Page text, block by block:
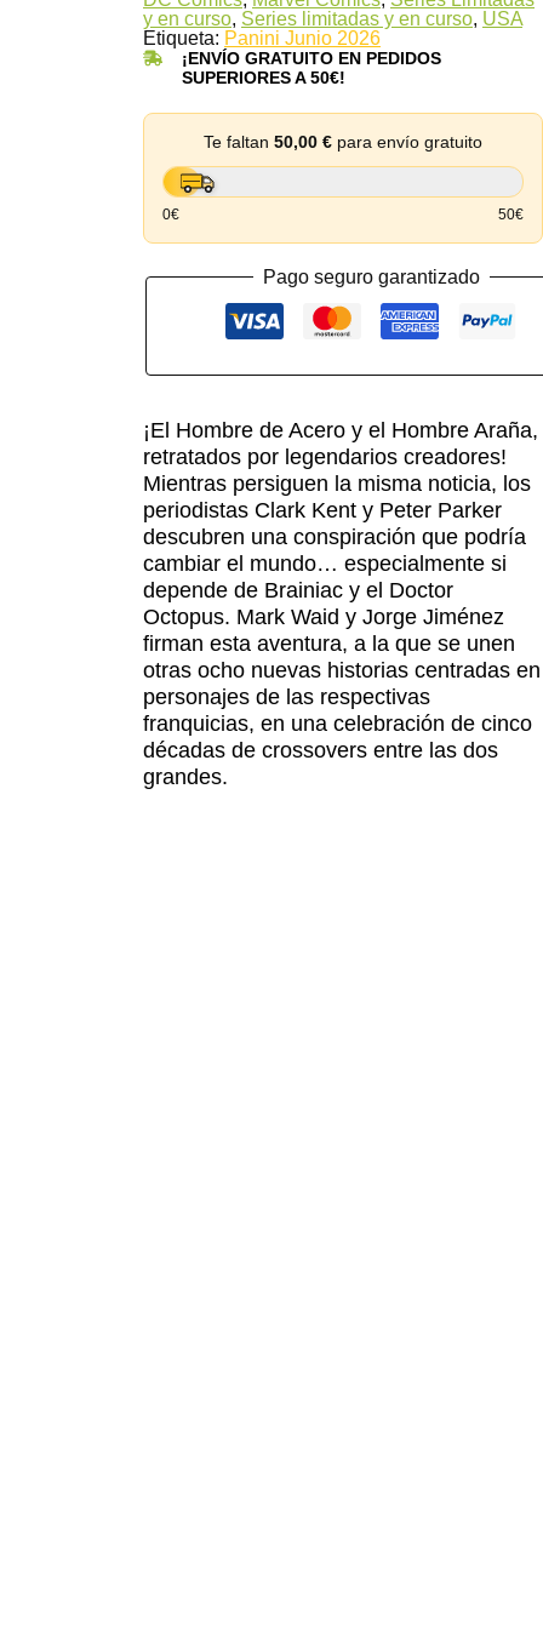
Rafa
Sandoval)
cantidad
y en curso, Series limitadas y en curso, USA
Etiqueta: Panini Junio 2026
¡ENVÍO GRATUITO EN PEDIDOS
SUPERIORES A 50€!
Te faltan 50,00 € para envío gratuito
0€ 50€
Pago seguro garantizado
¡El Hombre de Acero y el Hombre Araña,
retratados por legendarios creadores!
Mientras persiguen la misma noticia, los
periodistas Clark Kent y Peter Parker
descubren una conspiración que podría
cambiar el mundo… especialmente si
depende de Brainiac y el Doctor
Octopus. Mark Waid y Jorge Jiménez
firman esta aventura, a la que se unen
otras ocho nuevas historias centradas en
personajes de las respectivas
franquicias, en una celebración de cinco
décadas de crossovers entre las dos
grandes.